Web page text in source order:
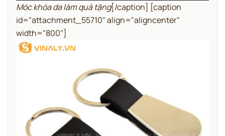
Móc khóa da làm quà tặng[/caption] [caption
id="attachment_55710" align="aligncenter"
width="800"]